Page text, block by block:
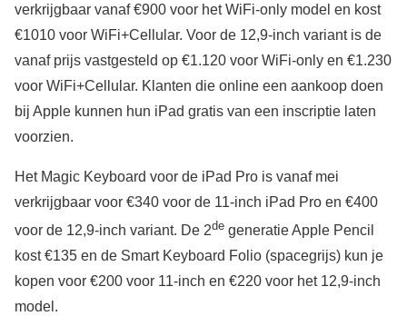
verkrijgbaar vanaf €900 voor het WiFi-only model en kost
€1010 voor WiFi+Cellular. Voor de 12,9-inch variant is de
vanaf prijs vastgesteld op €1.120 voor WiFi-only en €1.230
voor WiFi+Cellular. Klanten die online een aankoop doen
bij Apple kunnen hun iPad gratis van een inscriptie laten
voorzien.
Het Magic Keyboard voor de iPad Pro is vanaf mei
verkrijgbaar voor €340 voor de 11-inch iPad Pro en €400
voor de 12,9-inch variant. De 2de generatie Apple Pencil
kost €135 en de Smart Keyboard Folio (spacegrijs) kun je
kopen voor €200 voor 11-inch en €220 voor het 12,9-inch
model.